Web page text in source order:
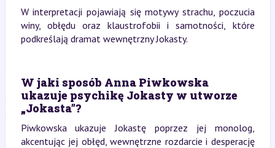
W interpretacji pojawiają się motywy strachu, poczucia
winy, obłędu oraz klaustrofobii i samotności, które
podkreślają dramat wewnętrzny Jokasty.
W jaki sposób Anna Piwkowska
ukazuje psychikę Jokasty w utworze
„Jokasta”?
Piwkowska ukazuje Jokastę poprzez jej monolog,
akcentując jej obłęd, wewnętrzne rozdarcie i desperację